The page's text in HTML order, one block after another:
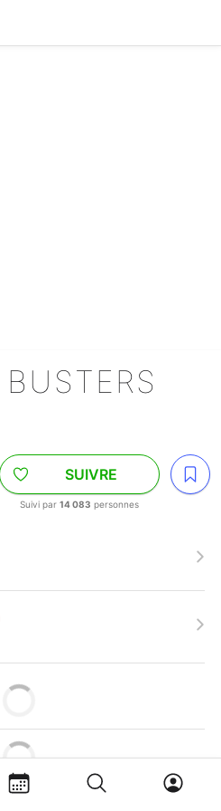
SUIVRE
Suivi par 14 083 personnes